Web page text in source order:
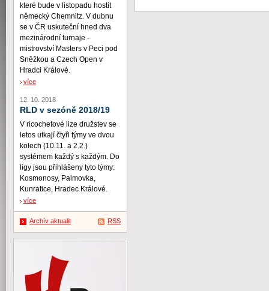
které bude v listopadu hostit
německý Chemnitz. V dubnu
se v ČR uskuteční hned dva
mezinárodní turnaje -
mistrovství Masters v Peci pod
Sněžkou a Czech Open v
Hradci Králové.
více
12. 10. 2018
RLD v sezóně 2018/19
V ricochetové lize družstev se
letos utkají čtyři týmy ve dvou
kolech (10.11. a 2.2.)
systémem každý s každým. Do
ligy jsou přihlášeny tyto týmy:
Kosmonosy, Palmovka,
Kunratice, Hradec Králové.
více
Archív aktualit RSS